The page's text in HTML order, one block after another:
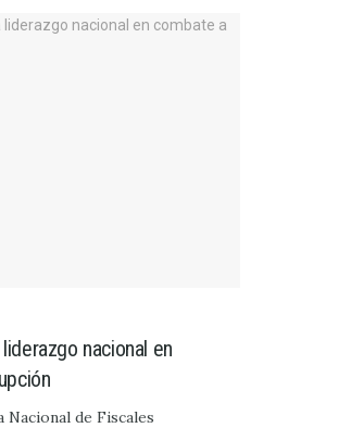
nacional en
Nacional de Fiscales